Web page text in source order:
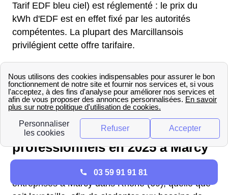
Tarif EDF bleu ciel) est réglementé : le prix du
kWh d'EDF est en effet fixé par les autorités
compétentes. La plupart des Marcillansois
privilégient cette offre tarifaire.
Clients professionnels : Vos
démarches EDF à Marcy
Quels sont les tarifs de
l'électricité pour les
professionnels en 2025 à Marcy
EDF Pro propose de nombreuses offres pour les
entreprises à Marcy dans Rhône (69), quelle que
03 59 91 91 81